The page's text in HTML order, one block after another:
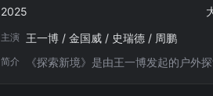
2025
主演 王一博 / 金国威 / 史瑞德 / 周鹏
简介 《探索新境》是由王一博发起的户外